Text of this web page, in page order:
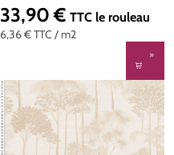
6,36 €TTC / m2
Prix régulier :
33,90 € TTC le rouleau